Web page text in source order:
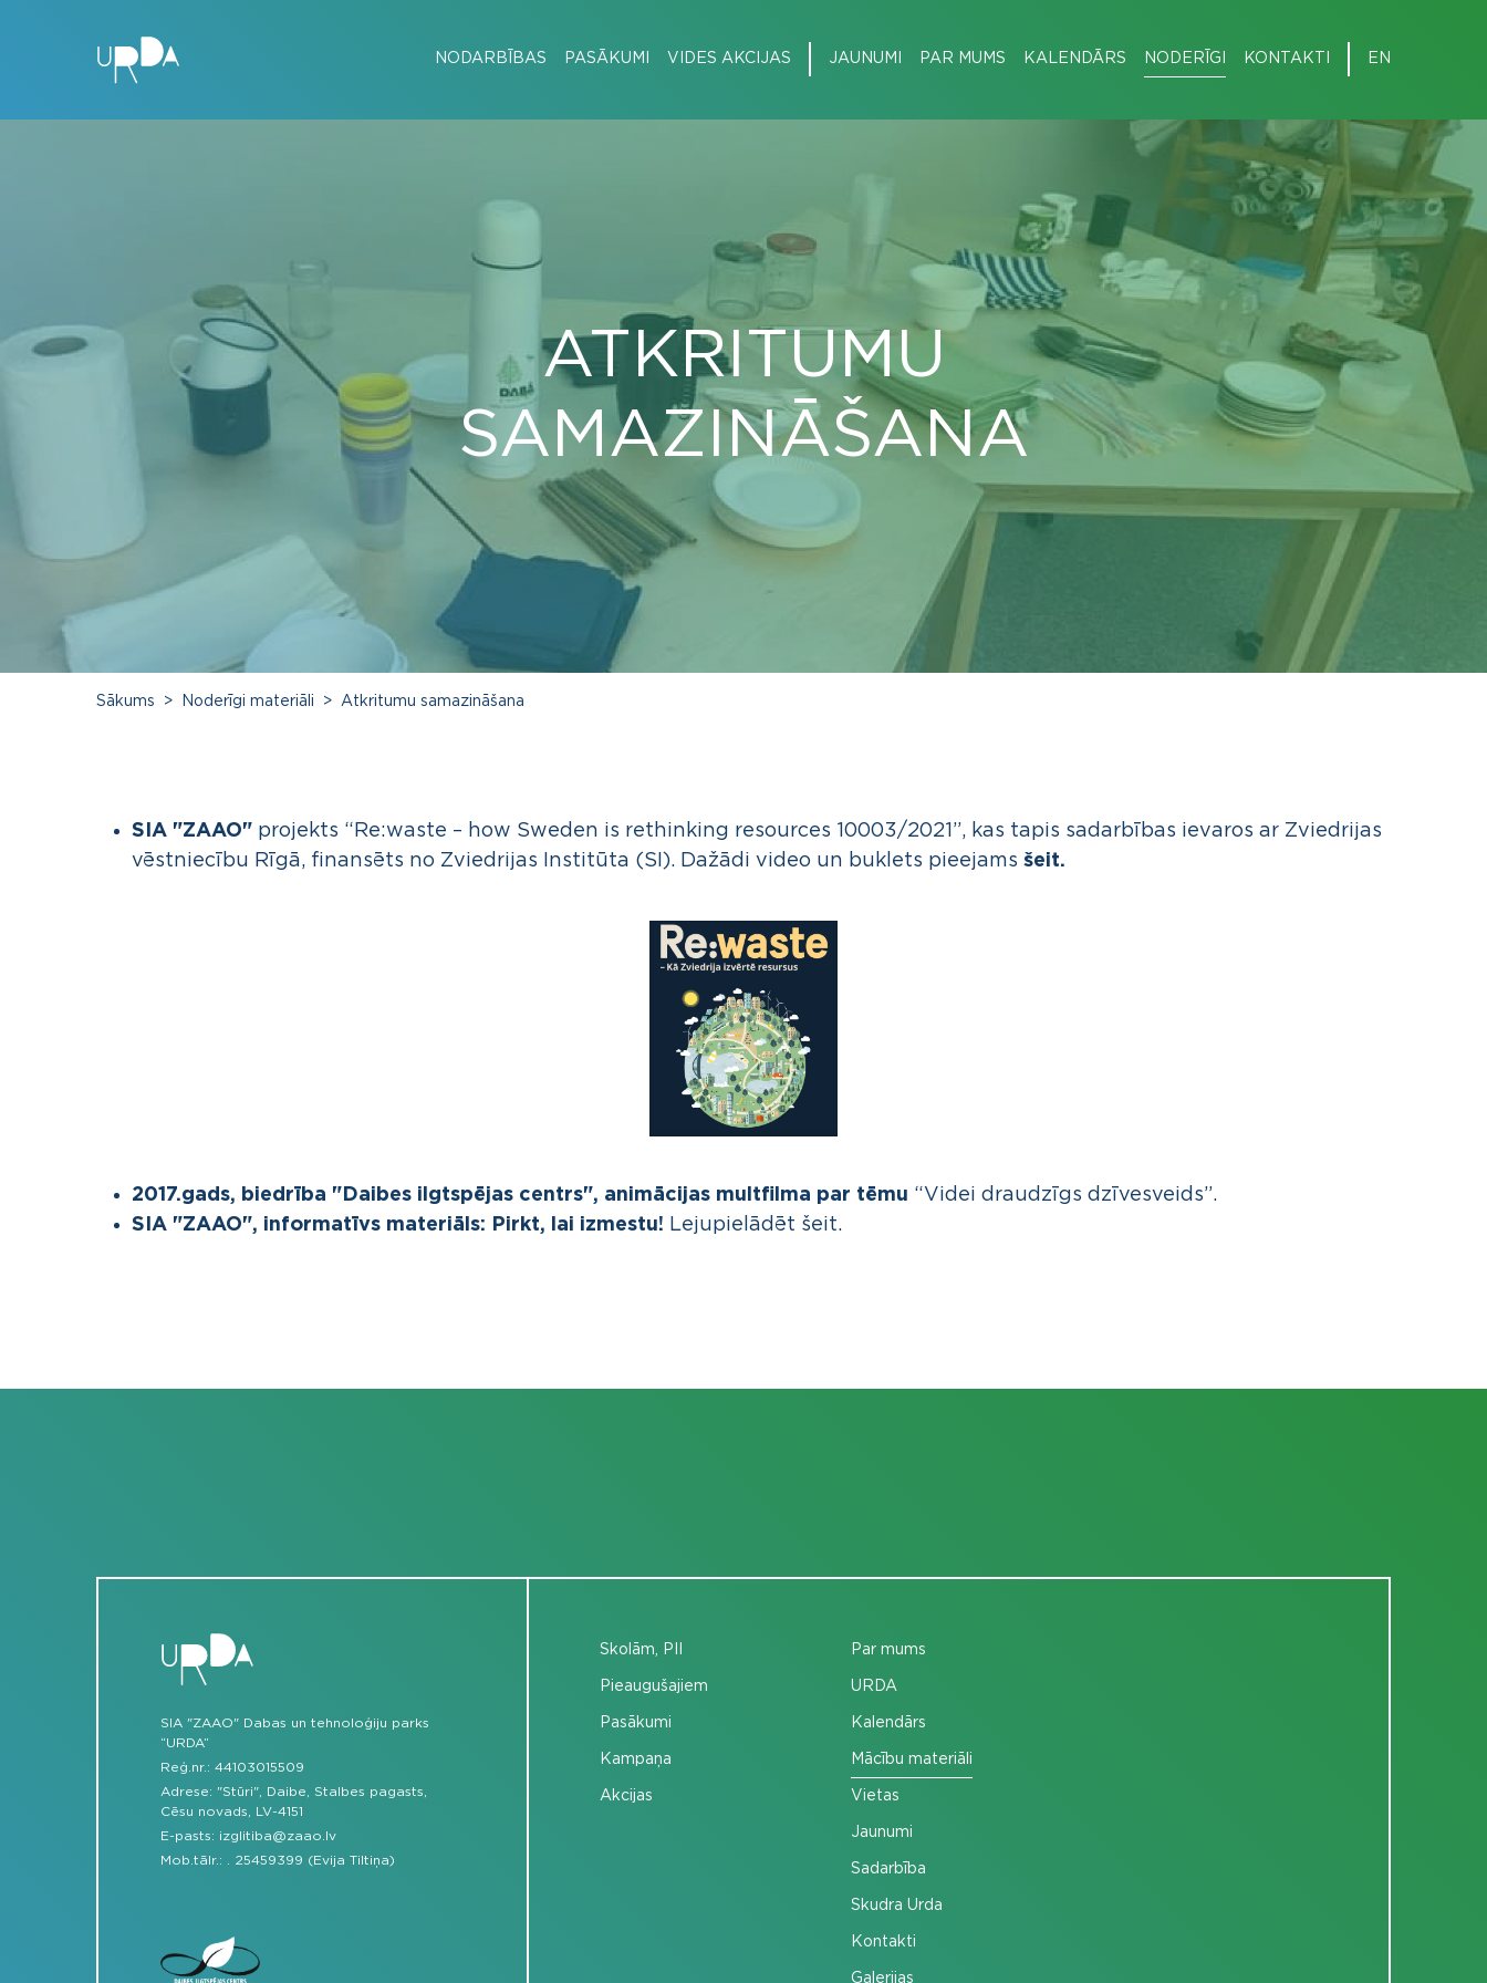
NODARBĪBAS PASĀKUMI VIDES AKCIJAS JAUNUMI PAR MUMS KALENDĀRS NODERĪGI KONTAKTI EN
ATKRITUMU
SAMAZINĀŠANA
Sākums Noderīgi materiāli Atkritumu samazināšana
SIA "ZAAO" projekts “Re:waste – how Sweden is rethinking resources 10003/2021”, kas tapis sadarbības ievaros ar Zviedrijas
vēstniecību Rīgā, finansēts no Zviedrijas Institūta (SI). Dažādi video un buklets pieejams šeit.
2017.gads, biedrība "Daibes ilgtspējas centrs", animācijas multfilma par tēmu “Videi draudzīgs dzīvesveids”.
SIA "ZAAO", informatīvs materiāls: Pirkt, lai izmestu! Lejupielādēt šeit.
SIA "ZAAO" Dabas un tehnoloģiju parks
“URDA”
Reģ.nr.: 44103015509
Adrese: "Stūri", Daibe, Stalbes pagasts,
Cēsu novads, LV-4151
E-pasts: izglitiba@zaao.lv
Mob.tālr.:
25459399 (Evija Tiltiņa)
Skolām, PII
Pieaugušajiem
Pasākumi
Kampaņa
Akcijas
Par mums
URDA
Kalendārs
Mācību materiāli
Vietas
Jaunumi
Sadarbība
Skudra Urda
Kontakti
Galerijas